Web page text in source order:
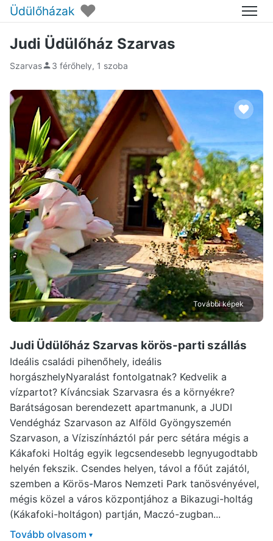
Üdülőházak ♥ Menü
Judi Üdülőház Szarvas
Szarvas 3 férőhely, 1 szoba
További képek
Judi Üdülőház Szarvas körös-parti szállás
Ideális családi pihenőhely, ideális
horgászhelyNyaralást fontolgatnak? Kedvelik a
vízpartot? Kíváncsiak Szarvasra és a környékre?
Barátságosan berendezett apartmanunk, a JUDI
Vendégház Szarvason az Alföld Gyöngyszemén
Szarvason, a Víziszínháztól pár perc sétára mégis a
Kákafoki Holtág egyik legcsendesebb legnyugodtabb
helyén fekszik. Csendes helyen, távol a főút zajától,
szemben a Körös-Maros Nemzeti Park tanösvényével,
mégis közel a város központjához a Bikazugi-holtág
(Kákafoki-holtágon) partján, Maczó-zugban...
Tovább olvasom ▾